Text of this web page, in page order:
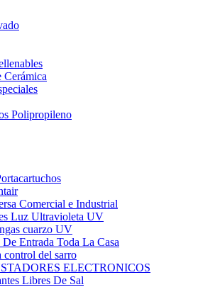
Cerámica
Polipropileno
Comercial e Industrial
Luz Ultravioleta UV
cuarzo UV
Entrada Toda La Casa
control del sarro
ELECTRONICOS
Libres De Sal